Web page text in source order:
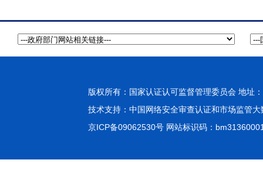
版权所有：国家认证认可监督管理委员会 地址
技术支持： 中国网络安全审查认证和市场监管大
京ICP备09062530号 网站标识码：